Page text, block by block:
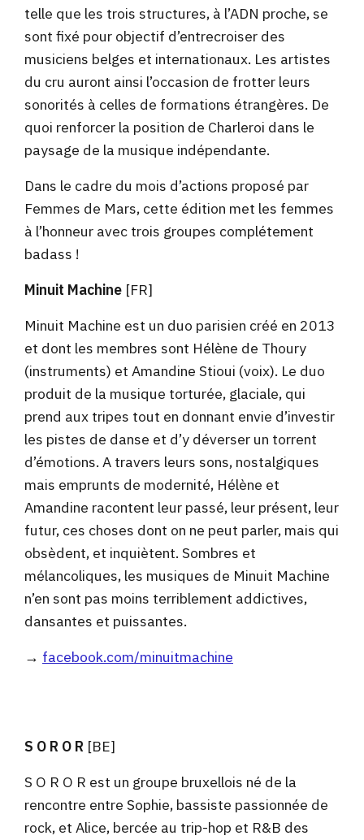
telle que les trois structures, à l’ADN proche, se
sont fixé pour objectif d’entrecroiser des
musiciens belges et internationaux. Les artistes
du cru auront ainsi l’occasion de frotter leurs
sonorités à celles de formations étrangères. De
quoi renforcer la position de Charleroi dans le
paysage de la musique indépendante.
Dans le cadre du mois d’actions proposé par
Femmes de Mars, cette édition met les femmes
à l’honneur avec trois groupes complétement
badass !
Minuit Machine [FR]
Minuit Machine est un duo parisien créé en 2013
et dont les membres sont Hélène de Thoury
(instruments) et Amandine Stioui (voix). Le duo
produit de la musique torturée, glaciale, qui
prend aux tripes tout en donnant envie d’investir
les pistes de danse et d’y déverser un torrent
d’émotions. A travers leurs sons, nostalgiques
mais emprunts de modernité, Hélène et
Amandine racontent leur passé, leur présent, leur
futur, ces choses dont on ne peut parler, mais qui
obsèdent, et inquiètent. Sombres et
mélancoliques, les musiques de Minuit Machine
n’en sont pas moins terriblement addictives,
dansantes et puissantes.
→ facebook.com/minuitmachine
S O R O R [BE]
S O R O R est un groupe bruxellois né de la
rencontre entre Sophie, bassiste passionnée de
rock, et Alice, bercée au trip-hop et R&B des